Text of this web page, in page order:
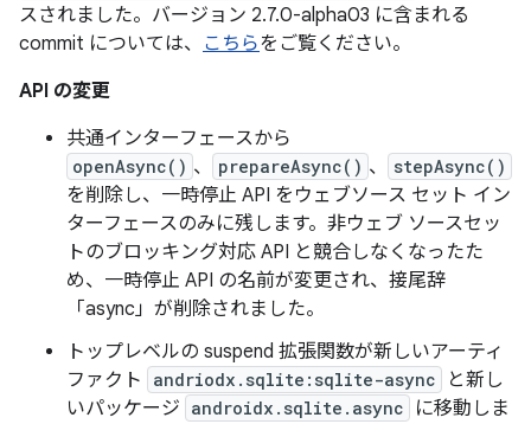
スされました。バージョン 2.7.0-alpha03 に含まれる
commit については、 こちらをご覧ください。
API の変更
共通インターフェースから
openAsync() 、 prepareAsync() 、 stepAsync()
を削除し、一時停止 API をウェブソース セット イン
ターフェースのみに残します。非ウェブ ソースセッ
トのブロッキング対応 API と競合しなくなったた
め、一時停止 API の名前が変更され、接尾辞
「async」が削除されました。
トップレベルの suspend 拡張関数が新しいアーティ
ファクト
andriodx.sqlite:sqlite-async
と新し
いパッケージ androidx.sqlite.async
に移動しま